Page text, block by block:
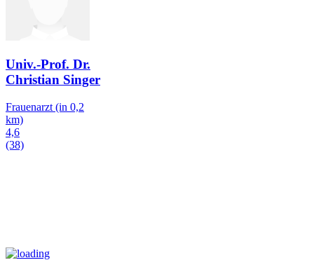
Univ.-Prof. Dr.
Christian Singer
Frauenarzt (in 0,2
km)
4,6
(38)